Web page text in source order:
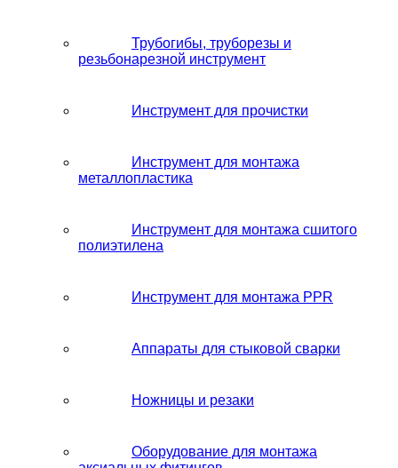
Трубогибы, труборезы и
резьбонарезной инструмент
Инструмент для прочистки
Инструмент для монтажа
металлопластика
Инструмент для монтажа сшитого
полиэтилена
Инструмент для монтажа PPR
Аппараты для стыковой сварки
Ножницы и резаки
Оборудование для монтажа